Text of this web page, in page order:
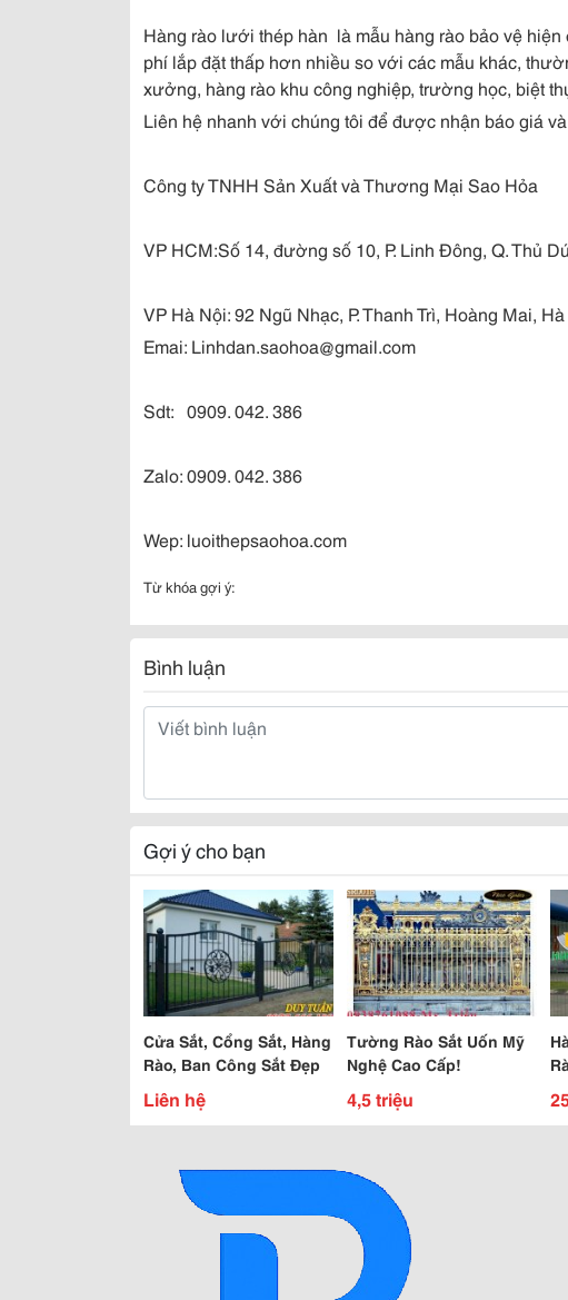
Hàng rào lưới thép hàn là mẫu hàng rào bảo vệ
phí lắp đặt thấp hơn nhiều so với các mẫu khác,
xưởng, hàng rào khu công nghiệp, trường học, biệt
Liên hệ nhanh với chúng tôi để được nhận báo giá
Công ty TNHH Sản Xuất và Thương Mại Sao Hỏa
VP HCM:Số 14, đường số 10, P. Linh Đông, Q. Thủ
VP Hà Nội: 92 Ngũ Nhạc, P. Thanh Trì, Hoàng Mai,
Emai: Linhdan.saohoa@gmail.com
Sdt: 0909. 042. 386
Zalo: 0909. 042. 386
Wep: luoithepsaohoa.com
Từ khóa gợi ý:
Bình luận
Gợi ý cho bạn
Cửa Sắt, Cổng Sắt, Hàng
Rào, Ban Công Sắt Đẹp
Liên hệ
Tường Rào Sắt Uốn Mỹ
Nghệ Cao Cấp!
4,5 triệu